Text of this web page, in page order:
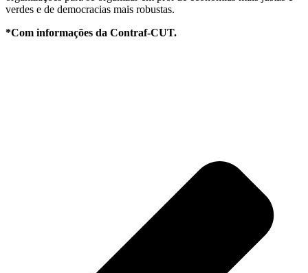
verdes e de democracias mais robustas.
*Com informações da Contraf-CUT.